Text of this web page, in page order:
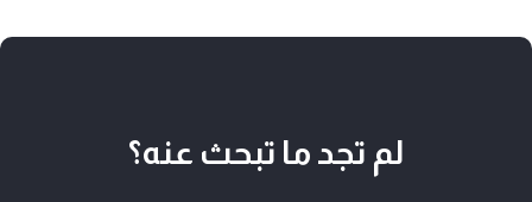
لم تجد ما تبحث عنه؟